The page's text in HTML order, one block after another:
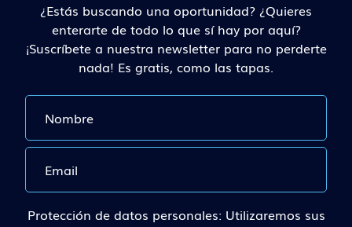
¿Estás buscando una oportunidad? ¿Quieres
enterarte de todo lo que sí hay por aquí?
¡Suscríbete a nuestra newsletter para no perderte
nada! Es gratis, como las tapas.
Protección de datos personales: Utilizaremos sus